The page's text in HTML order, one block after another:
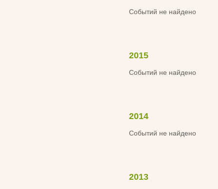
Событий не найдено
2015
Событий не найдено
2014
Событий не найдено
2013